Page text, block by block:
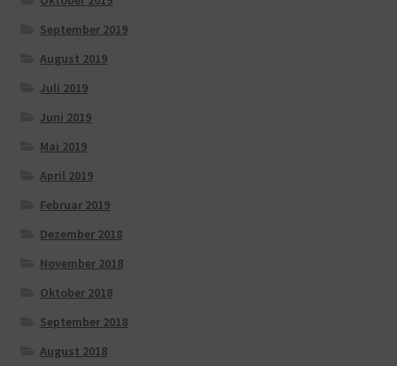
September 2019
August 2019
Juli 2019
Juni 2019
Mai 2019
April 2019
Februar 2019
Dezember 2018
November 2018
Oktober 2018
September 2018
August 2018